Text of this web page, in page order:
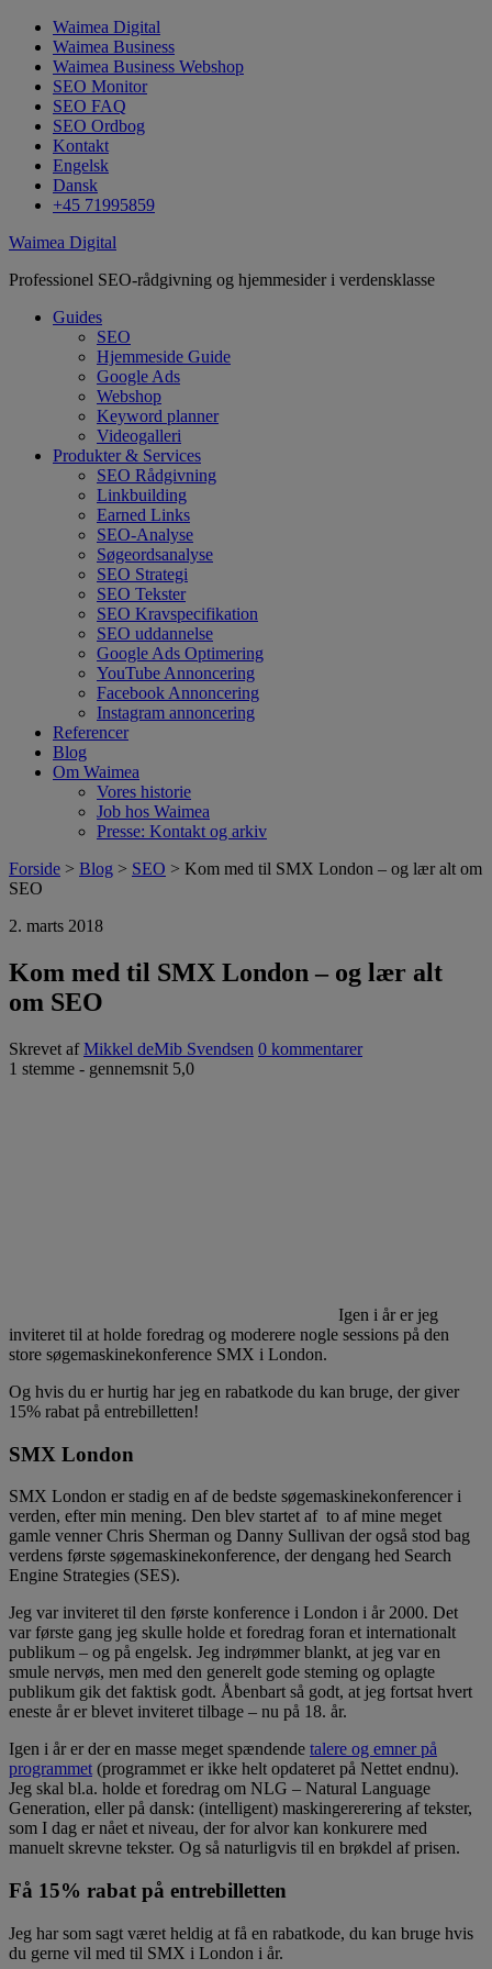
Waimea Digital
Waimea Business
Waimea Business Webshop
SEO Monitor
SEO FAQ
SEO Ordbog
Kontakt
Engelsk
Dansk
+45 71995859
Waimea Digital
Professionel SEO-rådgivning og hjemmesider i verdensklasse
Guides
SEO
Hjemmeside Guide
Google Ads
Webshop
Keyword planner
Videogalleri
Produkter & Services
SEO Rådgivning
Linkbuilding
Earned Links
SEO-Analyse
Søgeordsanalyse
SEO Strategi
SEO Tekster
SEO Kravspecifikation
SEO uddannelse
Google Ads Optimering
YouTube Annoncering
Facebook Annoncering
Instagram annoncering
Referencer
Blog
Om Waimea
Vores historie
Job hos Waimea
Presse: Kontakt og arkiv
Forside > Blog > SEO > Kom med til SMX London – og lær alt om
SEO
2. marts 2018
Kom med til SMX London – og lær alt
om SEO
Skrevet afMikkel deMib Svendsen 0 kommentarer
1 stemme - gennemsnit 5,0
Igen i år er jeg
inviteret til at holde foredrag og moderere nogle sessions på den
store søgemaskinekonference SMX i London.
Og hvis du er hurtig har jeg en rabatkode du kan bruge, der giver
15% rabat på entrebilletten!
SMX London
SMX London er stadig en af de bedste søgemaskinekonferencer i
verden, efter min mening. Den blev startet af to af mine meget
gamle venner Chris Sherman og Danny Sullivan der også stod bag
verdens første søgemaskinekonference, der dengang hed Search
Engine Strategies (SES).
Jeg var inviteret til den første konference i London i år 2000. Det
var første gang jeg skulle holde et foredrag foran et internationalt
publikum – og på engelsk. Jeg indrømmer blankt, at jeg var en
smule nervøs, men med den generelt gode steming og oplagte
publikum gik det faktisk godt. Åbenbart så godt, at jeg fortsat hvert
eneste år er blevet inviteret tilbage – nu på 18. år.
Igen i år er der en masse meget spændende talere og emner på
programmet (programmet er ikke helt opdateret på Nettet endnu).
Jeg skal bl.a. holde et foredrag om NLG – Natural Language
Generation, eller på dansk: (intelligent) maskingererering af tekster,
som I dag er nået et niveau, der for alvor kan konkurere med
manuelt skrevne tekster. Og så naturligvis til en brøkdel af prisen.
Få 15% rabat på entrebilletten
Jeg har som sagt været heldig at få en rabatkode, du kan bruge hvis
du gerne vil med til SMX i London i år.